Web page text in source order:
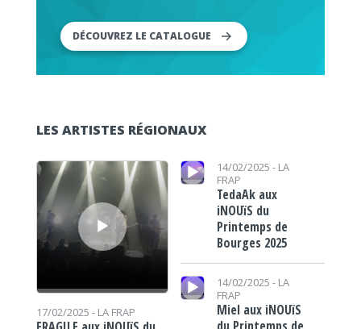
DÉCOUVREZ LE CATALOGUE
LES ARTISTES RÉGIONAUX
Lecteur audio
17/02/2025 - LA FRAP
Lecteur audio 14/02/2025 - LA
FRAP
TedaAk aux
iNOUïS du
Printemps de
Bourges 2025
Lecteur audio
14/02/2025 - LA
FRAP
Miel aux iNOUïS